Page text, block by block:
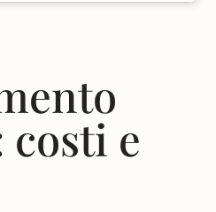
costi e